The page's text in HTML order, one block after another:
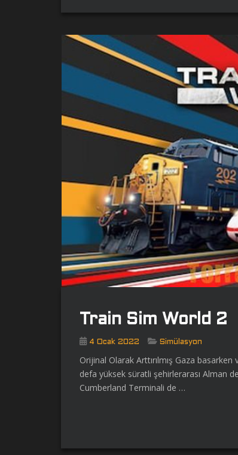
Train Sim World 2
4 Ocak 2022 Simülasyon
Orijinal Olarak Arttırılmış Gaza basarken
defa yüksek süratli şehirlerarası Alman
Cumberland Terminali de …